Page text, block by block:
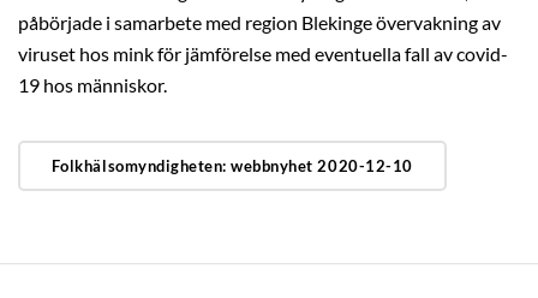
påbörjade i samarbete med region Blekinge övervakning av
viruset hos mink för jämförelse med eventuella fall av covid-
19 hos människor.
Folkhälsomyndigheten: webbnyhet 2020-12-10